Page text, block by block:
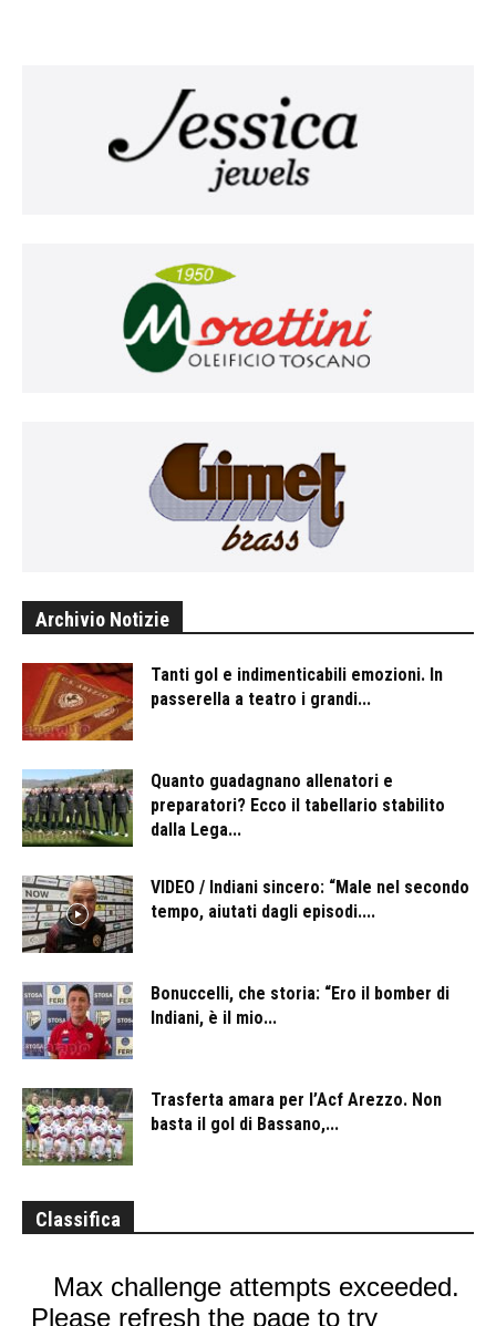
Archivio Notizie
Tanti gol e indimenticabili emozioni. In
passerella a teatro i grandi...
Quanto guadagnano allenatori e
preparatori? Ecco il tabellario stabilito
dalla Lega...
VIDEO / Indiani sincero: “Male nel secondo
tempo, aiutati dagli episodi....
Bonuccelli, che storia: “Ero il bomber di
Indiani, è il mio...
Trasferta amara per l’Acf Arezzo. Non
basta il gol di Bassano,...
Classifica